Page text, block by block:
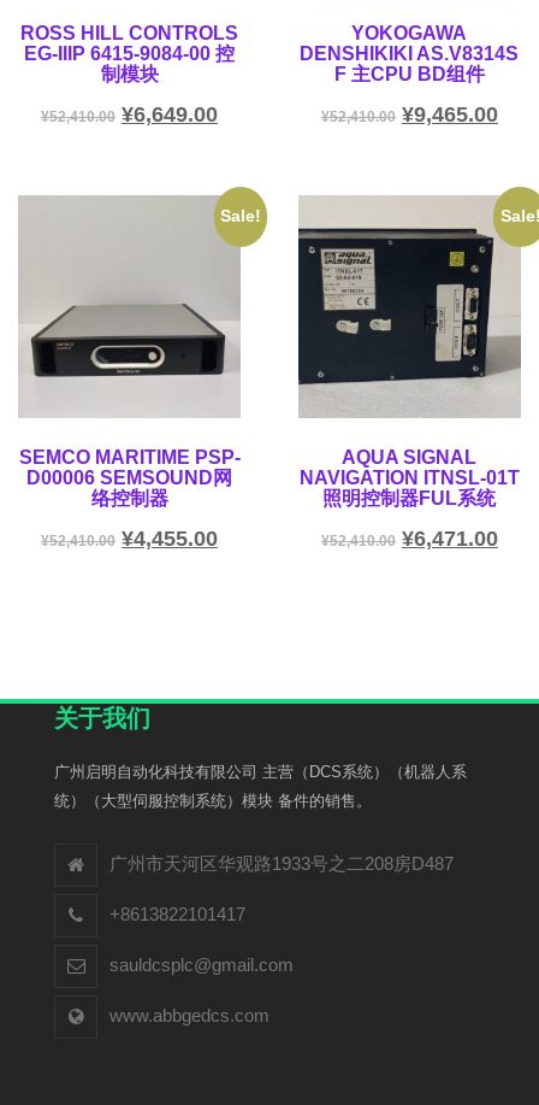
ROSS HILL CONTROLS
EG-IIIP 6415-9084-00 控
制模块
¥52,410.00 ¥6,649.00
YOKOGAWA
DENSHIKIKI AS.V8314S
F 主CPU BD组件
¥52,410.00 ¥9,465.00
Sale!
SEMCO MARITIME PSP-
D00006 SEMSOUND网
络控制器
¥52,410.00 ¥4,455.00
AQUA SIGNAL
NAVIGATION ITNSL-01T
照明控制器FUL系统
¥52,410.00 ¥6,471.00
关于我们
广州启明自动化科技有限公司 主营（DCS系统）（机器人系
统）（大型伺服控制系统）模块 备件的销售。
广州市天河区华观路1933号之二208房D487
+8613822101417
sauldcsplc@gmail.com
www.abbgedcs.com